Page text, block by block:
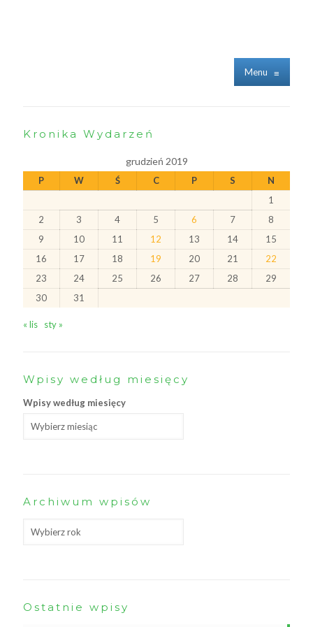
Menu ≡
Kronika Wydarzeń
grudzień 2019
P W Ś C P S
N
1
2
3 4 5 6 7
8
9
10 11 12 13 14
15
16
17 18 19 20 21
22
23
24 25 26 27 28
29
30
31
« lis sty »
Wpisy według miesięcy
Wpisy według miesięcy
Archiwum wpisów
Ostatnie wpisy